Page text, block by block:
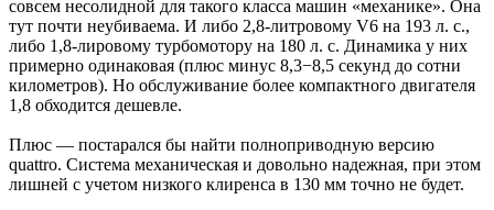
совсем несолидной для такого класса машин «механике». Она
тут почти неубиваема. И либо 2,8-литровому V6 на 193 л. с.,
либо 1,8-лировому турбомотору на 180 л. с. Динамика у них
примерно одинаковая (плюс минус 8,3−8,5 секунд до сотни
километров). Но обслуживание более компактного двигателя
1,8 обходится дешевле.
Плюс — постарался бы найти полноприводную версию
quattro. Система механическая и довольно надежная, при этом
лишней с учетом низкого клиренса в 130 мм точно не будет.